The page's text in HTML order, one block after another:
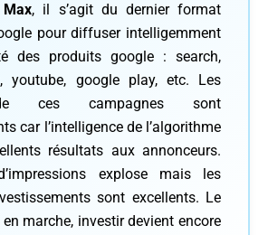
, il s’agit du dernier format
pour diffuser intelligemment
des produits google : search,
youtube, google play, etc. Les
ces campagnes sont
car l’intelligence de l’algorithme
résultats aux annonceurs.
explose mais les
sont excellents. Le
marche, investir devient encore